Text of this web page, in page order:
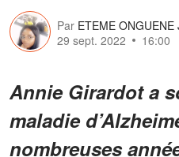
Par ETEME
29 sept. 2022
16:00
Annie Girardot a
maladie
nombreuses